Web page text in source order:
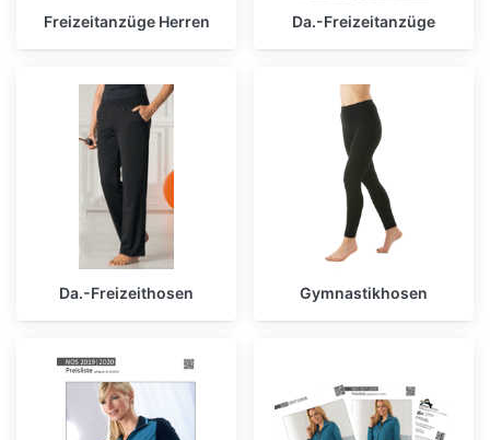
Freizeitanzüge Herren Da.-Freizeitanzüge
Da.-Freizeithosen Gymnastikhosen